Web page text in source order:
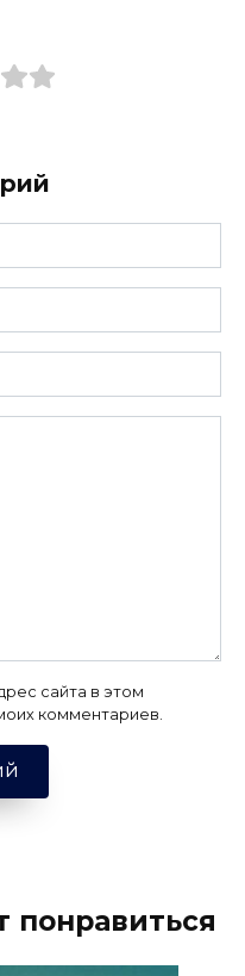
сайта в этом
комментариев.
понравиться